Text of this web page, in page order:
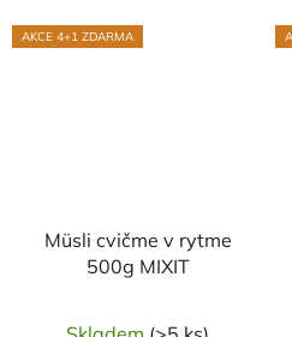
AKCE 4+1 ZDARMA
Müsli cvičme v rytme
500g MIXIT